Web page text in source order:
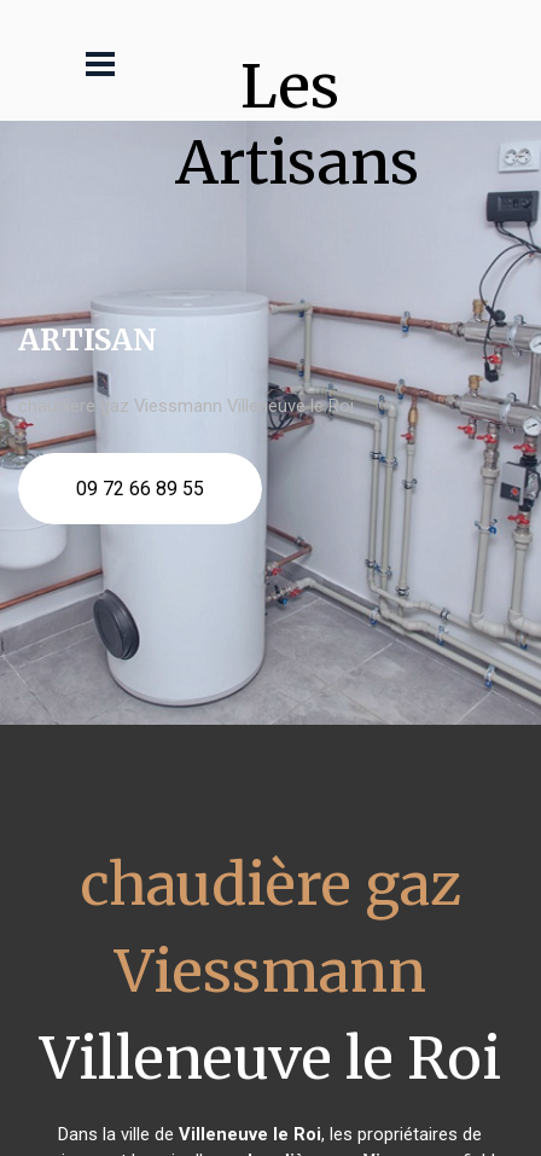
Les
Artisans
ARTISAN
chaudière gaz Viessmann Villeneuve le Roi
09 72 66 89 55
chaudière gaz
Viessmann
Villeneuve le Roi
Dans la ville deVilleneuve le Roi, les propriétaires de